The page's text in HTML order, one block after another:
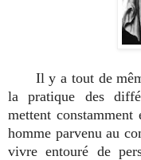
Il y a tout de
la pratique des
mettentconstamment
homme parvenu au
vivre entouré de